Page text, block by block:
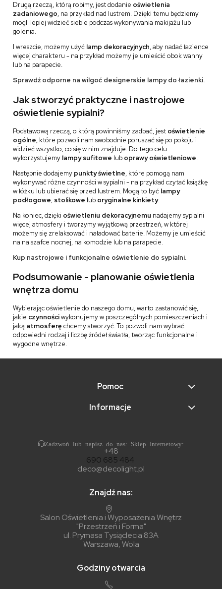
Drugą rzeczą, którą robimy, jest dodanie oświetlenia
zadaniowego, na przykład nad lustrem. Dzięki temu będziemy
mogli lepiej widzieć siebie podczas wykonywania makijażu lub
golenia.
I wreszcie, możemy użyć lamp dekoracyjnych, aby nadać łazience
więcej charakteru - na przykład możemy je umieścić obok wanny
lub na parapecie.
Sprawdź odporne na wilgoć designerskie lampy do łazienki.
Jak stworzyć praktyczne i nastrojowe
oświetlenie sypialni?
Podstawową rzeczą, o którą powinniśmy zadbać, jest oświetlenie
ogólne, które pozwoli nam swobodnie poruszać się po pokoju i
widzieć wszystko, co się w nim znajduje. Do tego celu
wykorzystujemy lampy sufitowe lub oprawy oświetleniowe.
Następnie dodajemy punkty świetlne, które pomogą nam
wykonywać różne czynności w sypialni - na przykład czytać książkę
w łóżku lub ubierać się przed lustrem. Mogą to być lampy
podłogowe, stolikowe lub oryginalne kinkiety.
Na koniec, dzięki oświetleniu dekoracyjnemu nadajemy sypialni
więcej atmosfery i tworzymy wyjątkową przestrzeń, w której
możemy się zrelaksować i naładować baterie. Możemy je umieścić
na na szafce nocnej, na komodzie lub na parapecie.
Kup nastrojowe i funkcjonalne oświetlenie do sypialni.
Podsumowanie - planowanie oświetlenia
wnętrza domu
Wybierając oświetlenie do naszego domu, warto zastanowić się,
jakie czynnościwykonujemy w poszczególnych pomieszczeniach i
jaką atmosferę chcemy stworzyć. To pozwoli nam wybrać
odpowiedni rodzaj i liczbę źródeł światła, tworząc funkcjonalne i
wygodne wnętrze.
Pomoc
Informacje
Zadzwoń lub napisz do nas: Sklep Internetowy:
+48
690 685 484
deco@decolight.pl
Znajdź nas:
Salon Oświetlenia i Wyposażenia Wnętrz
"Przestrzeń i Forma"
ul. Prymasa Tysiąclecia 83A
Warszawa, Wola
Godziny otwarcia